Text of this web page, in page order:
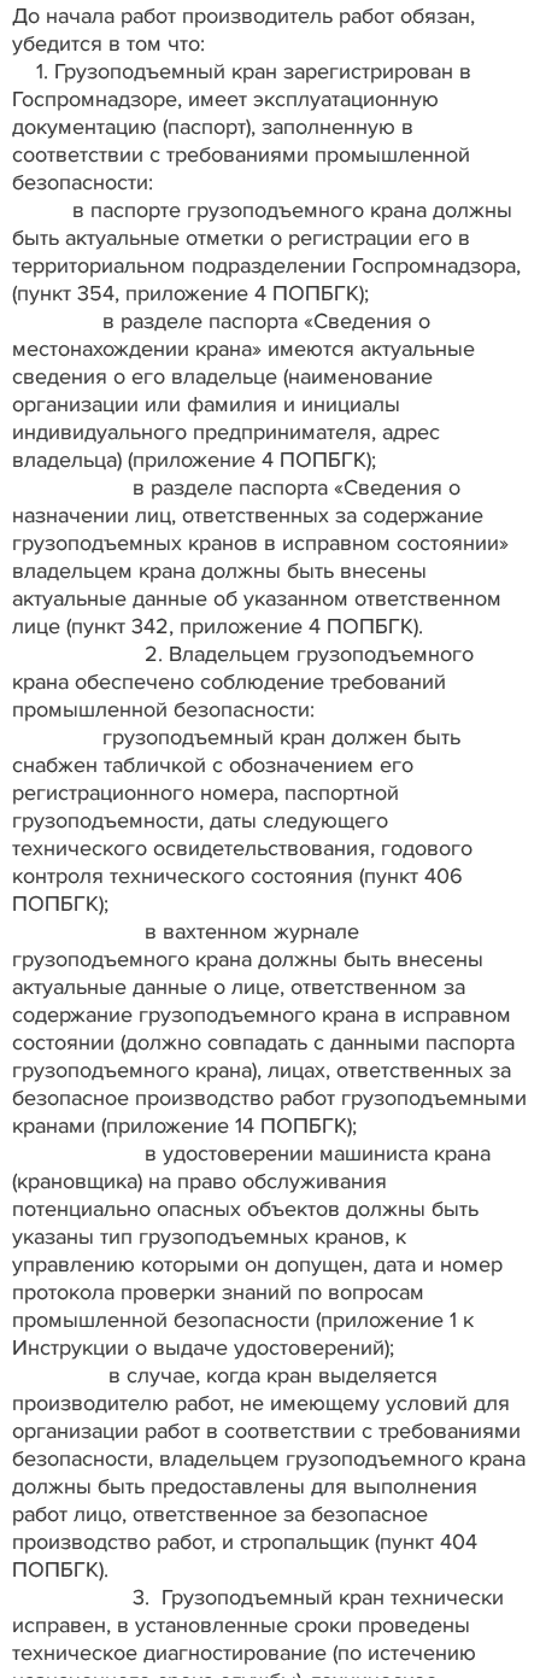
До начала работ производитель работ обязан,
убедится в том что:
1. Грузоподъемный кран зарегистрирован в
Госпромнадзоре, имеет эксплуатационную
документацию (паспорт), заполненную в
соответствии с требованиями промышленной
безопасности:
в паспорте грузоподъемного крана должны
быть актуальные отметки о регистрации его в
территориальном подразделении Госпромнадзора,
(пункт 354, приложение 4 ПОПБГК);
в разделе паспорта «Сведения о
местонахождении крана» имеются актуальные
сведения о его владельце (наименование
организации или фамилия и инициалы
индивидуального предпринимателя, адрес
владельца) (приложение 4 ПОПБГК);
в разделе паспорта «Сведения о
назначении лиц, ответственных за содержание
грузоподъемных кранов в исправном состоянии»
владельцем крана должны быть внесены
актуальные данные об указанном ответственном
лице (пункт 342, приложение 4 ПОПБГК).
2. Владельцем грузоподъемного
крана обеспечено соблюдение требований
промышленной безопасности:
грузоподъемный кран должен быть
снабжен табличкой с обозначением его
регистрационного номера, паспортной
грузоподъемности, даты следующего
технического освидетельствования, годового
контроля технического состояния (пункт 406
ПОПБГК);
в вахтенном журнале
грузоподъемного крана должны быть внесены
актуальные данные о лице, ответственном за
содержание грузоподъемного крана в исправном
состоянии (должно совпадать с данными паспорта
грузоподъемного крана), лицах, ответственных за
безопасное производство работ грузоподъемными
кранами (приложение 14 ПОПБГК);
в удостоверении машиниста крана
(крановщика) на право обслуживания
потенциально опасных объектов должны быть
указаны тип грузоподъемных кранов, к
управлению которыми он допущен, дата и номер
протокола проверки знаний по вопросам
промышленной безопасности (приложение 1 к
Инструкции о выдаче удостоверений);
в случае, когда кран выделяется
производителю работ, не имеющему условий для
организации работ в соответствии с требованиями
безопасности, владельцем грузоподъемного крана
должны быть предоставлены для выполнения
работ лицо, ответственное за безопасное
производство работ, и стропальщик (пункт 404
ПОПБГК).
3. Грузоподъемный кран технически
исправен, в установленные сроки проведены
техническое диагностирование (по истечению